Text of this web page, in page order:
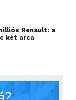
Renault: a
két arca